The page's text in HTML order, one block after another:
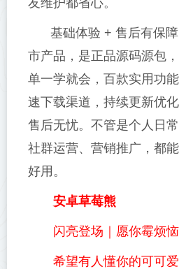
友维护都省心。
基础体验 + 售后有保
市产品，是正品源码源包
单一学就会，百款实用功
速下载渠道，持续更新优
售后无忧。不管是个人日
社群运营、营销推广，都
好用。
安卓草莓熊
闪亮登场｜愿你霉烦恼
希望有人懂你的可可